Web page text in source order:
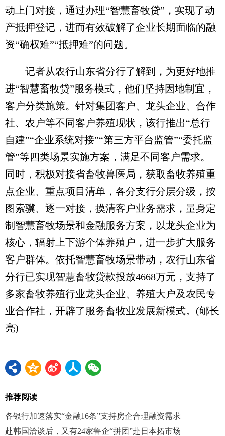
动上门对接，通过办理“智慧畜牧贷”，实现了动
产抵押登记，进而有效破解了企业长期面临的融
资“确权难”“抵押难”的问题。
记者从农行山东省分行了解到，为更好地推
进“智慧畜牧贷”服务模式，他们坚持因地制宜，
客户分类施策。针对集团客户、龙头企业、合作
社、农户等不同客户养殖现状，该行推出“总行
自建”“企业系统对接”“第三方平台监管”“委托监
管”等四类场景实施方案，满足不同客户需求。
同时，积极对接省畜牧兽医局，获取畜牧养殖重
点企业、重点项目清单，各分支行分层分级，按
图索骥、逐一对接，摸清客户业务需求，量身定
制智慧畜牧场景和金融服务方案，以龙头企业为
核心，辐射上下游个体养殖户，进一步扩大服务
客户群体。依托智慧畜牧场景带动，农行山东省
分行已实现智慧畜牧贷款投放4668万元，支持了
多家畜牧养殖行业龙头企业、养殖大户及农民专
业合作社，开辟了服务畜牧业发展新模式。(郇长
亮)
推荐阅读
各银行加速落实“金融16条”支持房企合理融资需求
赴韩国洽谈后，又有24家鲁企“拼团”赴日本拓市场